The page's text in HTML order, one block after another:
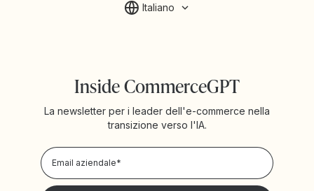
Italiano
Inside CommerceGPT
La newsletter per i leader dell'e-commerce nella
transizione verso l'IA.